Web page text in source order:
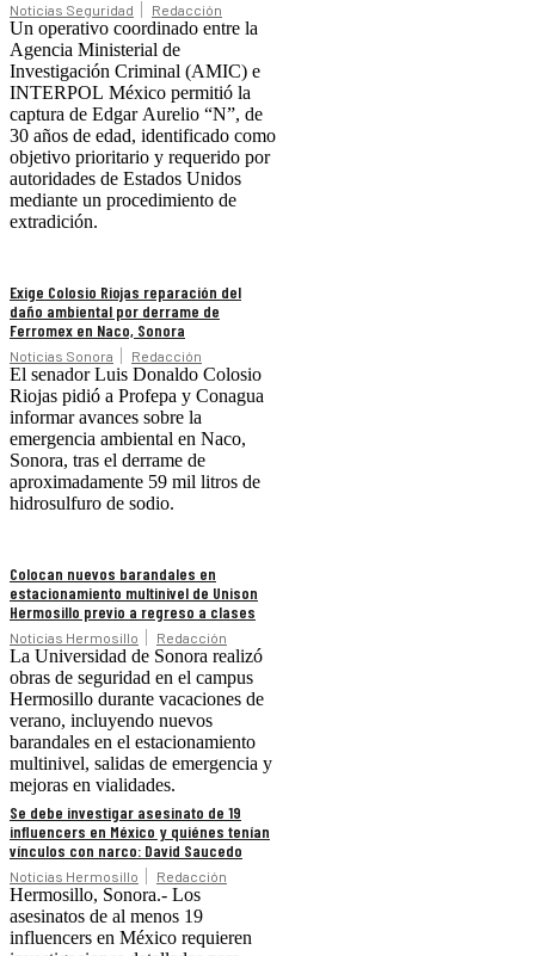
Noticias Seguridad Redacción
Un operativo coordinado entre la
Agencia Ministerial de
Investigación Criminal (AMIC) e
INTERPOL México permitió la
captura de Edgar Aurelio “N”, de
30 años de edad, identificado como
objetivo prioritario y requerido por
autoridades de Estados Unidos
mediante un procedimiento de
extradición.
Exige Colosio Riojas reparación del
daño ambiental por derrame de
Ferromex en Naco, Sonora
Noticias Sonora Redacción
El senador Luis Donaldo Colosio
Riojas pidió a Profepa y Conagua
informar avances sobre la
emergencia ambiental en Naco,
Sonora, tras el derrame de
aproximadamente 59 mil litros de
hidrosulfuro de sodio.
Colocan nuevos barandales en
estacionamiento multinivel de Unison
Hermosillo previo a regreso a clases
Noticias Hermosillo Redacción
La Universidad de Sonora realizó
obras de seguridad en el campus
Hermosillo durante vacaciones de
verano, incluyendo nuevos
barandales en el estacionamiento
multinivel, salidas de emergencia y
mejoras en vialidades.
Se debe investigar asesinato de 19
influencers en México y quiénes tenían
vínculos con narco: David Saucedo
Noticias Hermosillo Redacción
Hermosillo, Sonora.- Los
asesinatos de al menos 19
influencers en México requieren